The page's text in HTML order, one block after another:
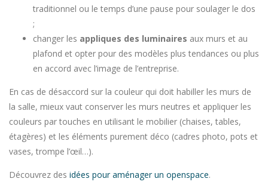
traditionnel ou le temps d’une pause pour soulager le dos
;
changer les appliques des luminaires aux murs et au
plafond et opter pour des modèles plus tendances ou plus
en accord avec l’image de l’entreprise.
En cas de désaccord sur la couleur qui doit habiller les murs de
la salle, mieux vaut conserver les murs neutres et appliquer les
couleurs par touches en utilisant le mobilier (chaises, tables,
étagères) et les éléments purement déco (cadres photo, pots et
vases, trompe l’œil…).
Découvrez des idées pour aménager un openspace.